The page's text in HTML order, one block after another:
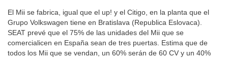
El Mii se fabrica, igual que el up! y el Citigo, en la planta que el
Grupo Volkswagen tiene en Bratislava (Republica Eslovaca).
SEAT prevé que el 75% de las unidades del Mii que se
comercialicen en España sean de tres puertas. Estima que de
todos los Mii que se vendan, un 60% serán de 60 CV y un 40%